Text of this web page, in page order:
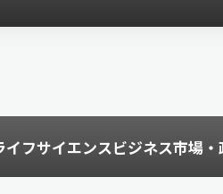
イフサイエンスビジネス市場・